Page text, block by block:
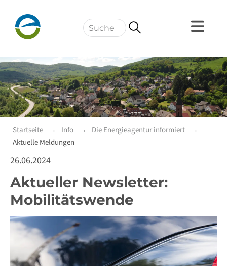
Navigation
Startseite Info
Die Energieagentur informiert
Aktuelle Meldungen
26.06.2024
Aktueller Newsletter:
Mobilitätswende